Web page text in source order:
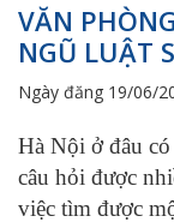
VĂN
NGŨ LUẬT
Ngày đăng 19/06/
Hà Nội ở đâu có
câu hỏi được
việc tìm được